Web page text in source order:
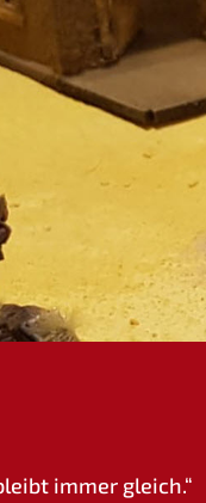
immer gleich.“